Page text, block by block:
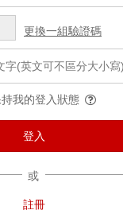
更換一組驗證碼
我的登入狀態
或